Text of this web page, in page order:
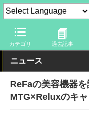
カテゴリ 過去記事
トラベル Watch 旅の情報
ニュース
ReFaの美容機器を
MTG×Reluxのキ